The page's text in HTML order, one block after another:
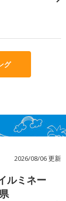
グ
2026/08/06 更新
ルミネー